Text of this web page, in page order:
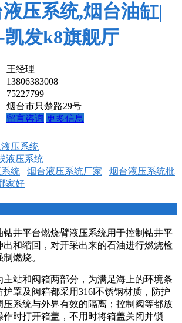
压系统,烟台油缸|
凯发k8旗舰厅
王经理
13806383008
75227799
烟台市只楚路29号
留言咨询 更多信息
压系统
液压系统
统 烟台液压系统厂家
烟台液压系统批
家好
平台燃烧臂液压系统用于控制钻井平
出和缩回，对开采出来的石油进行燃烧检
燃烧。
和阀箱两部分，为满足海上的环境条
护罩及阀箱都采用316l不锈钢材质，防护
压系统与外界有效的隔离；控制阀等都放
作时打开箱盖，不用时将箱盖关闭并锁